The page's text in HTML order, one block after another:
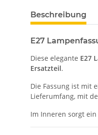
Beschreibung
E27
Diese elegante E27
Ersatzteil.
Die Fassung ist mit
Lieferumfang, mit
Im Inneren sorgt ein